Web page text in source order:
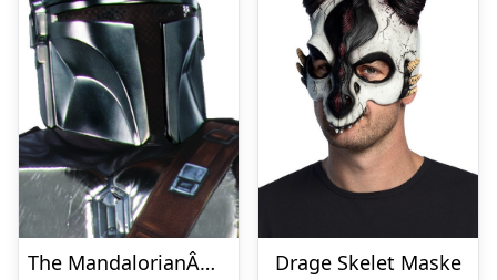
The MandalorianÂ® Børnemaske
Drage Skelet Maske